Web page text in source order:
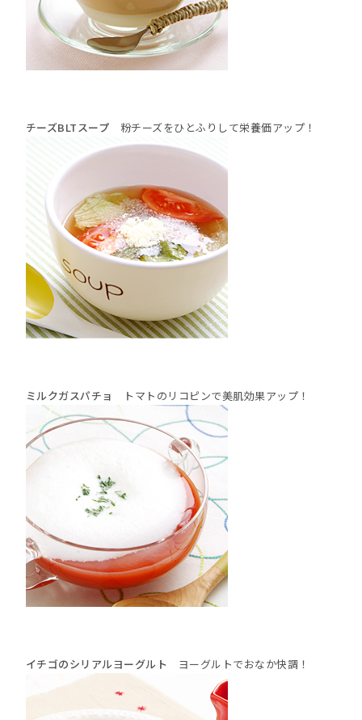
チーズBLTスープ 粉チーズをひとふりして栄養価アップ！
ミルクガスパチョ トマトのリコピンで美肌効果アップ！
イチゴのシリアルヨーグルト ヨーグルトでおなか快調！